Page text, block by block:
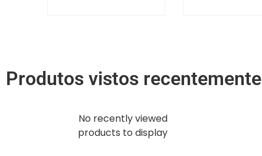
Produtos vistos recentemente
No recently viewed
products to display